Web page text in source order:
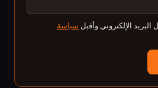
الإلكتروني وأقبل سياسة